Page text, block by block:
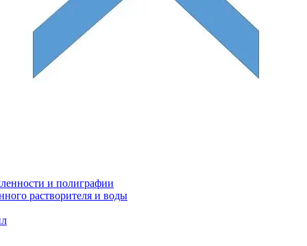
и полиграфии
растворителя и воды